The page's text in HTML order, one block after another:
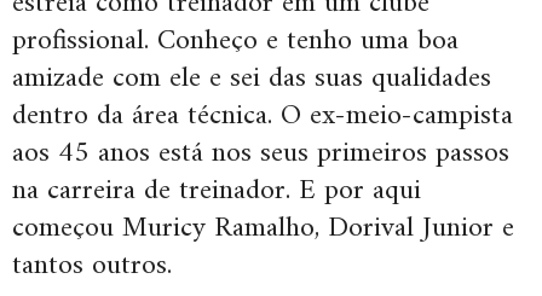
profissional. Conheço e tenho uma boa
amizade com ele e sei das suas qualidades
dentro da área técnica. O ex-meio-campista
aos 45 anos está nos seus primeiros passos
na carreira de treinador. E por aqui
começou Muricy Ramalho, Dorival Junior e
tantos outros.